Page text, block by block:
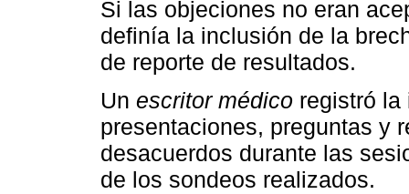
Si las objeciones no eran
definía la inclusión de la
de reporte de resultados.
Un escritor médico registró la
presentaciones, preguntas y
desacuerdos durante las
de los sondeos realizados.